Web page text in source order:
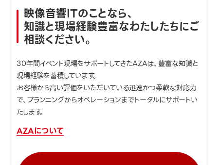
映像音響ITのことなら、
知識と現場経験豊富なわたしたちにご
相談ください。
30年間イベント現場をサポートしてきたAZAは、豊富な知識と
現場経験を蓄積しています。
お客様から高い評価をいただいている迅速かつ柔軟な対応力
で、プランニングからオペレーションまでトータルにサポートい
たします。
AZAについて